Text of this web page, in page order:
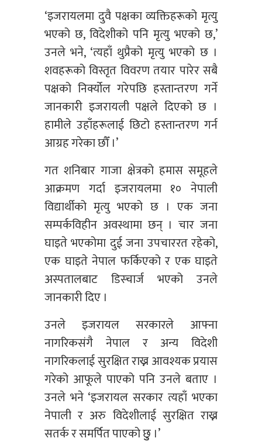
‘इजरायलमा दुवै पक्षका व्यक्तिहरूको मृत्यु
भएको छ, विदेशीको पनि मृत्यु भएको छ,’
उनले भने, ‘त्यहाँ थुप्रैको मृत्यु भएको छ ।
शवहरूको विस्तृत विवरण तयार पारेर सबै
पक्षको निर्क्योल गरेपछि हस्तान्तरण गर्ने
जानकारी इजरायली पक्षले दिएको छ ।
हामीले उहाँहरूलाई छिटो हस्तान्तरण गर्न
आग्रह गरेका छौँ ।’
गत शनिबार गाजा क्षेत्रको हमास समूहले
आक्रमण गर्दा इजरायलमा १० नेपाली
विद्यार्थीको मृत्यु भएको छ । एक जना
सम्पर्कविहीन अवस्थामा छन् । चार जना
घाइते भएकोमा दुई जना उपचाररत रहेको,
एक घाइते नेपाल फर्किएको र एक घाइते
अस्पतालबाट डिस्चार्ज भएको उनले
जानकारी दिए ।
उनले इजरायल सरकारले आफ्ना
नागरिकसंगै नेपाल र अन्य विदेशी
नागरिकलाई सुरक्षित राख्न आवश्यक प्रयास
गरेको आफूले पाएको पनि उनले बताए ।
उनले भने ‘इजरायल सरकार त्यहाँ भएका
नेपाली र अरु विदेशीलाई सुरक्षित राख्न
सतर्क र समर्पित पाएको छुु ।’